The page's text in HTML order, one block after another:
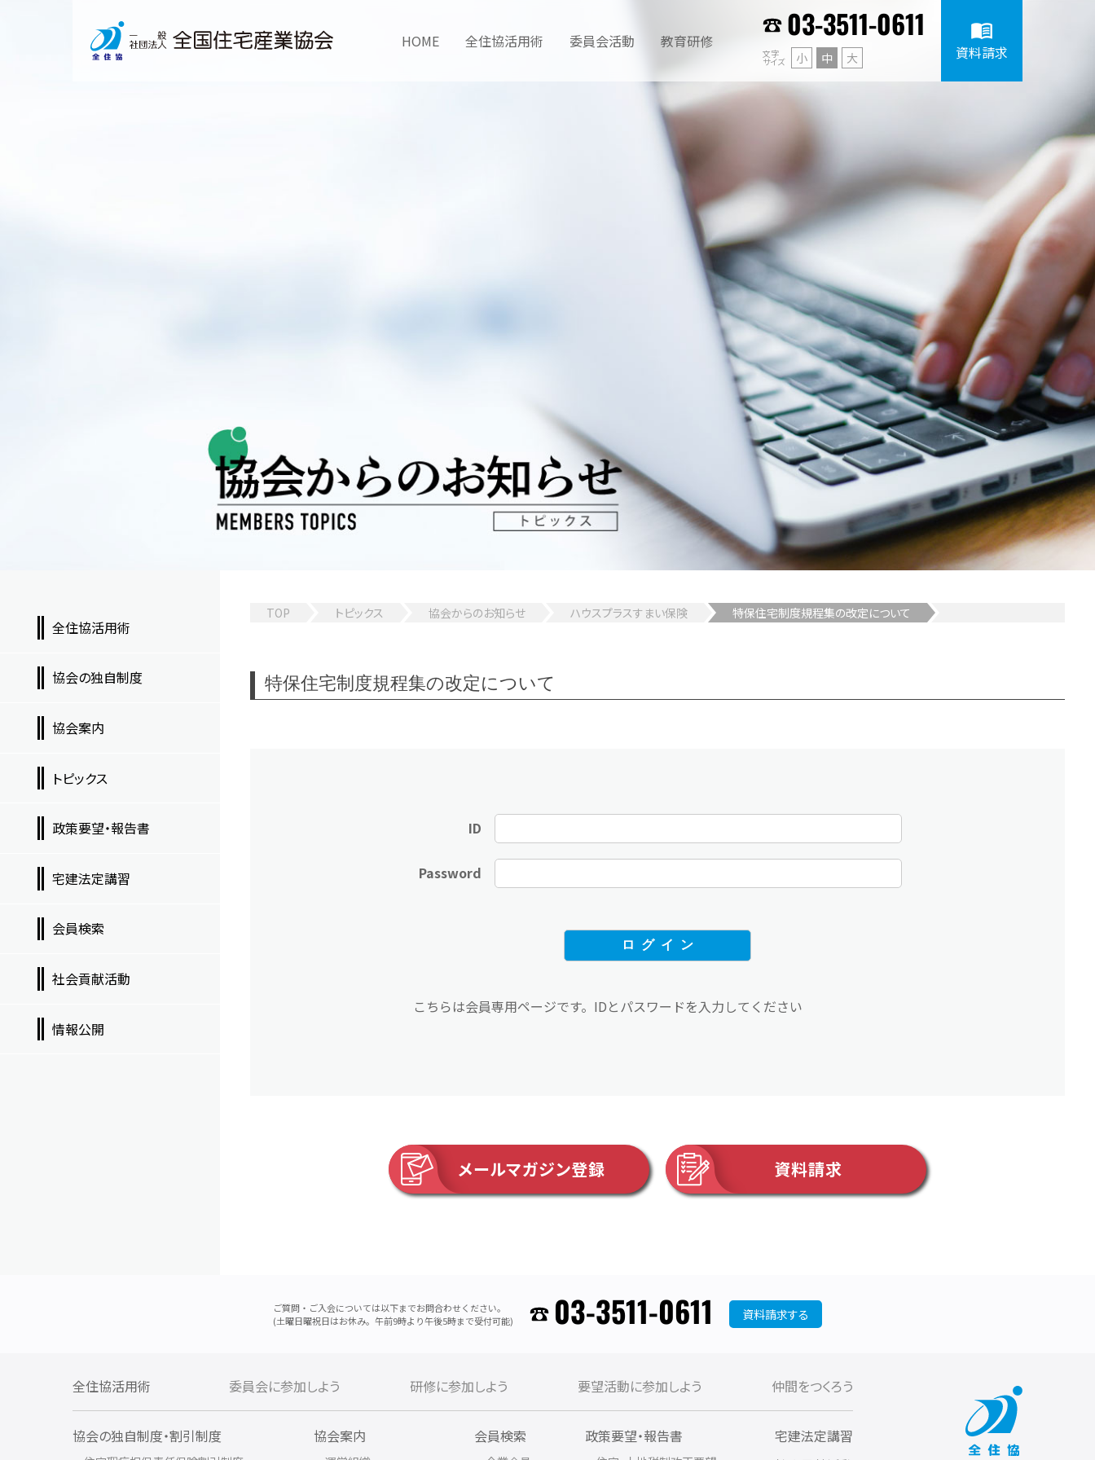
HOME 全住協活用術 委員会活動 教育研修 03-3511-0611
文字
サイズ 小 中 大
menu_book
資料請求
TOP トピックス 協会からのお知らせ ハウスプラスすまい保険 特保住宅制度規程集の改定について
特保住宅制度規程集の改定について
ID
Password
こちらは会員専用ページです。IDとパスワードを入力してください
メールマガジン登録 資料請求
全住協活用術
協会の独自制度
協会案内
トピックス
政策要望・報告書
宅建法定講習
会員検索
社会貢献活動
情報公開
ご質問・ご入会については以下までお問合わせください。
(土曜日曜祝日はお休み。午前9時より午後5時まで受付可能)
03-3511-0611 資料請求する
全住協活用術 委員会に参加しよう 研修に参加しよう 要望活動に参加しよう 仲間をつくろう
協会の独自制度・割引制度 協会案内 会員検索 政策要望・報告書
宅建法定講習